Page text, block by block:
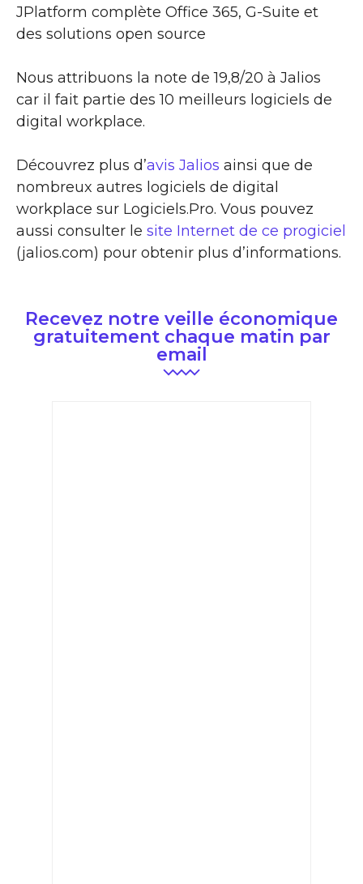
JPlatform complète Office 365, G-Suite et
des solutions open source
Nous attribuons la note de 19,8/20 à Jalios
car il fait partie des 10 meilleurs logiciels de
digital workplace.
Découvrez plus d’avis Jalios ainsi que de
nombreux autres logiciels de digital
workplace sur Logiciels.Pro. Vous pouvez
aussi consulter le site Internet de ce progiciel
(jalios.com) pour obtenir plus d’informations.
Recevez notre veille économique
gratuitement chaque matin par
email